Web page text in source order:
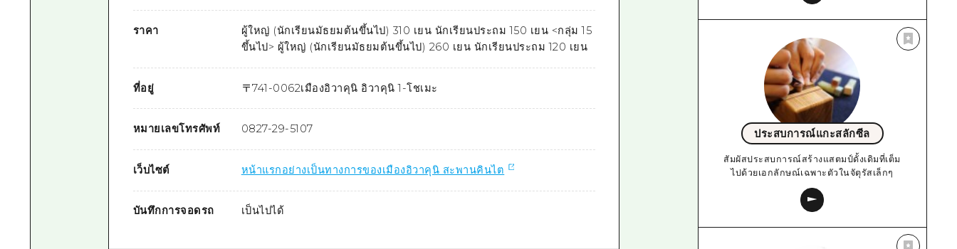
ราคา
ผู้ใหญ่ (นักเรียนมัธยมต้นขึ้นไป) 310 เยน นักเรียนประถม 150 เยน <กลุ่ม 15
ขึ้นไป> ผู้ใหญ่ (นักเรียนมัธยมต้นขึ้นไป) 260 เยน นักเรียนประถม 120 เยน
ที่อยู่ 〒741-0062เมืองอิวาคุนิ อิวาคุนิ 1-โชเมะ
หมายเลขโทรศัพท์ 0827-29-5107
เว็บไซต์ หน้าแรกอย่างเป็นทางการของเมืองอิวาคุนิ สะพานคินไต
บันทึกการจอดรถ เป็นไปได้
ประสบการณ์แกะสลักซีล
สัมผัสประสบการณ์สร้างแสตมป์ดั้งเดิมที่เต็ม
ไปด้วยเอกลักษณ์เฉพาะตัวในจัตุรัสเล็กๆ